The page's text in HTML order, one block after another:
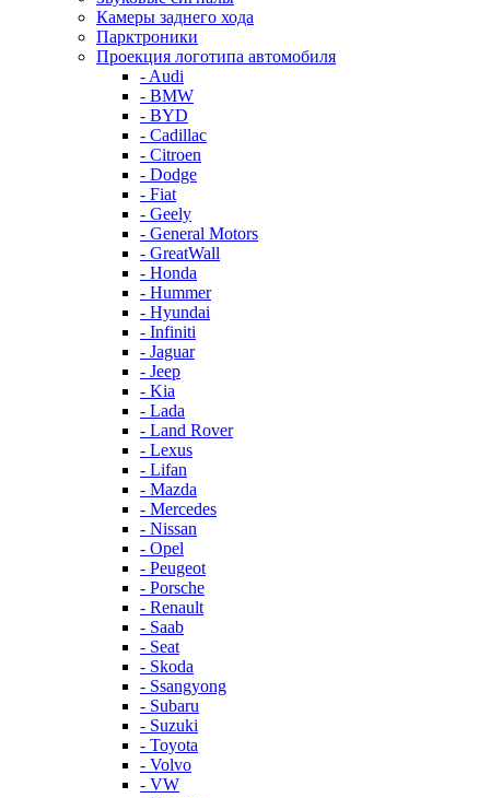
Камеры заднего хода
Парктроники
Проекция логотипа автомобиля
- Audi
- BMW
- BYD
- Cadillac
- Citroen
- Dodge
- Fiat
- Geely
- General Motors
- GreatWall
- Honda
- Hummer
- Hyundai
- Infiniti
- Jaguar
- Jeep
- Kia
- Lada
- Land Rover
- Lexus
- Lifan
- Mazda
- Mercedes
- Nissan
- Opel
- Peugeot
- Porsche
- Renault
- Saab
- Seat
- Skoda
- Ssangyong
- Subaru
- Suzuki
- Toyota
- Volvo
- VW